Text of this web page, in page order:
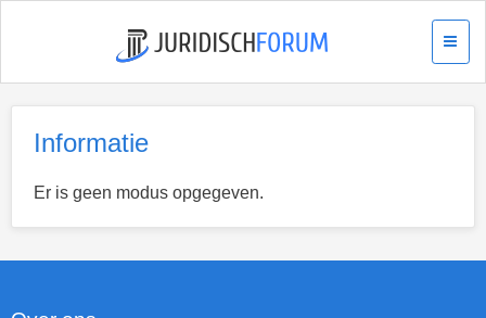
Informatie
Er is geen modus opgegeven.